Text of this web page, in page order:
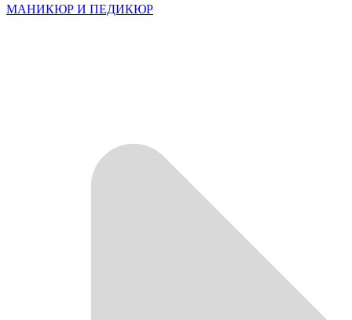
МАНИКЮР И ПЕДИКЮР